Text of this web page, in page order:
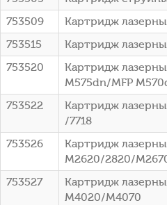
753509
Картридж
753515
Картридж
753520
Картридж
M575dn/MFP
753522
Картридж
/7718
753526
Картридж
M2620/2820/
753527
Картридж
M4020/M4070